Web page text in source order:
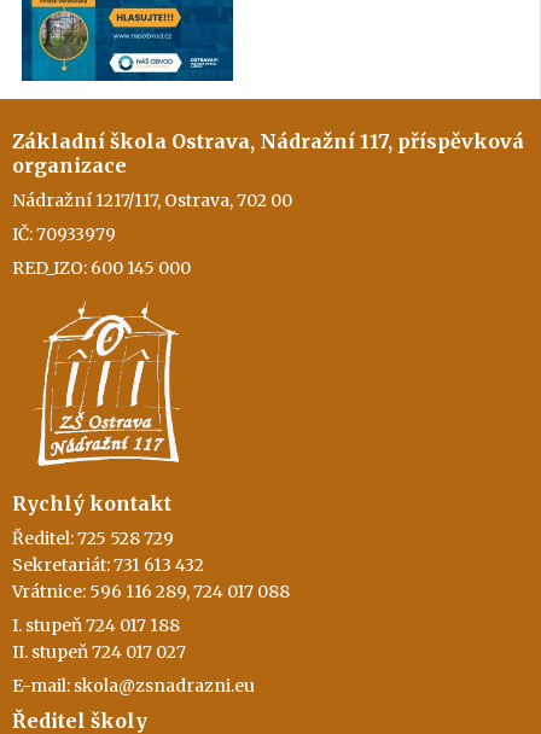
Základní škola Ostrava, Nádražní 117, příspěvková
organizace
Nádražní 1217/117, Ostrava, 702 00
IČ: 70933979
RED_IZO: 600 145 000
Rychlý kontakt
Ředitel: 725 528 729
Sekretariát: 731 613 432
Vrátnice: 596 116 289, 724 017 088
I. stupeň 724 017 188
II. stupeň 724 017 027
E-mail: skola@zsnadrazni.eu
Ředitel školy